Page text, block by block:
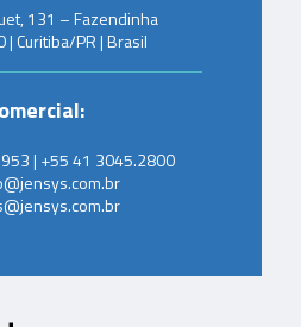
131 – Fazendinha
Curitiba/PR | Brasil
| +55 41 3045.2800